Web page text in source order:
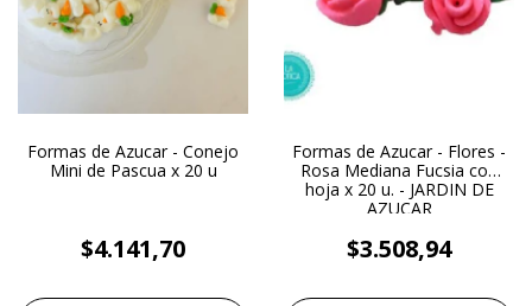
Formas de Azucar - Conejo
Mini de Pascua x 20 u
$4.141,70
Formas de Azucar - Flores -
Rosa Mediana Fucsia con
hoja x 20 u. - JARDIN DE
AZUCAR
$3.508,94